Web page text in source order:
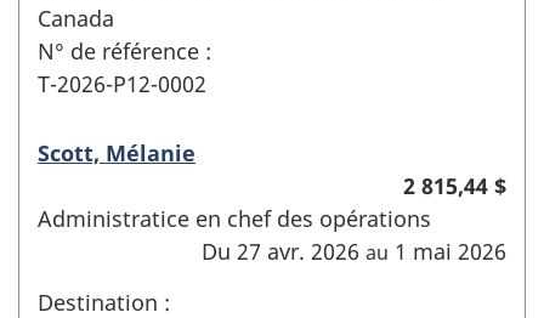
Canada
N° de référence :
T-2026-P12-0002
Scott, Mélanie
2 815,44 $
Administratice en chef des opérations
Du 27 avr. 2026 au 1 mai 2026
Destination :